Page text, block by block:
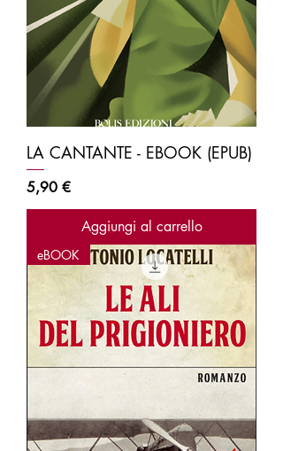
LA CANTANTE - EBOOK (EPUB)
Prezzo
5,90 €
Aggiungi al carrello
eBOOK